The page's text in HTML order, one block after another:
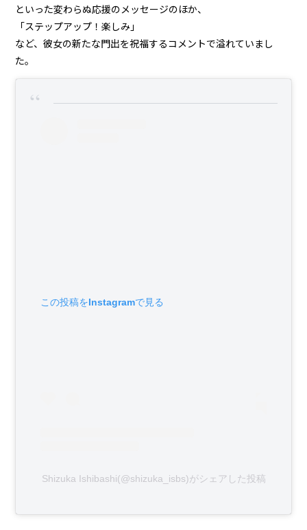
といった変わらぬ応援のメッセージのほか、
「ステップアップ！楽しみ」
など、彼女の新たな門出を祝福するコメントで溢れていまし
た。
この投稿をInstagramで見る
Shizuka Ishibashi(@shizuka_isbs)がシェアした投稿